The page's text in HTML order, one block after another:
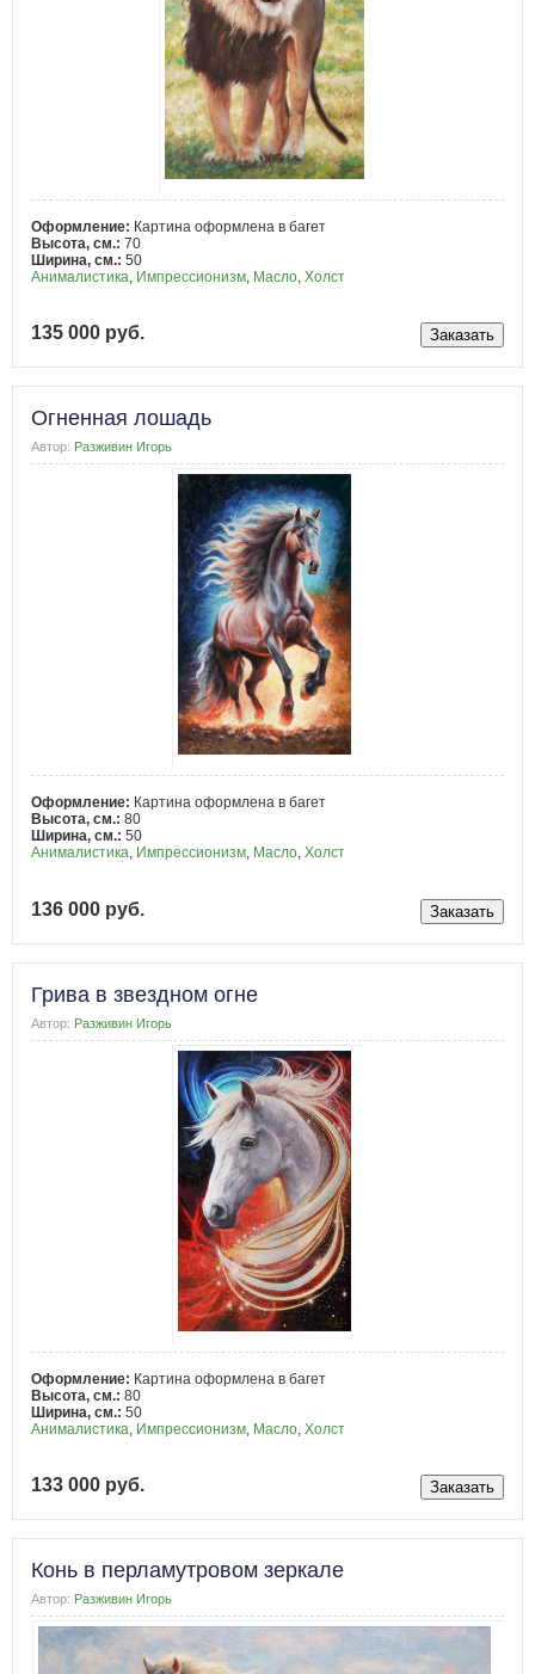
Оформление: Картина оформлена в багет
Высота, см.: 70
Ширина, см.: 50
Анималистика Импрессионизм Масло Холст
135 000 руб.
Огненная лошадь
Автор: Разживин Игорь
Оформление: Картина оформлена в багет
Высота, см.: 80
Ширина, см.: 50
Анималистика, Импрессионизм, Масло, Холст
136 000 руб.
Грива в звездном огне
Автор: Разживин Игорь
Оформление: Картина оформлена в багет
Высота, см.: 80
Ширина, см.: 50
Анималистика Импрессионизм Масло Холст
133 000 руб.
Конь в перламутровом зеркале
Автор: Разживин Игорь